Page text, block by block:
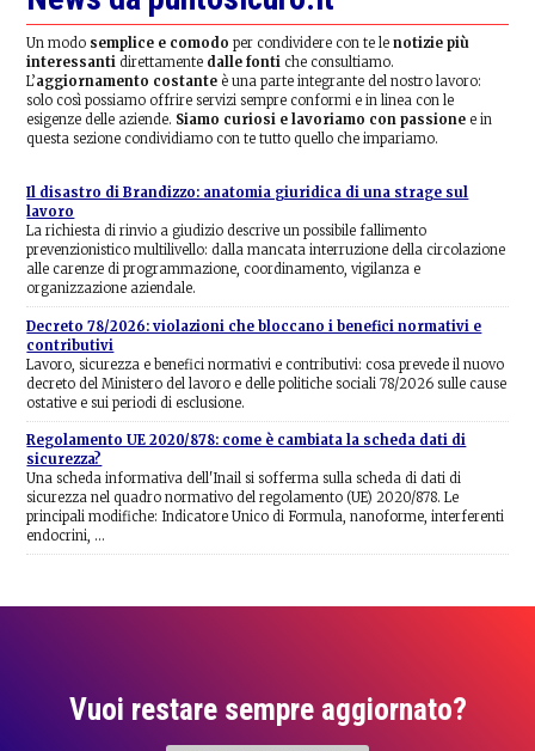
Un modo semplice e comodo per condividere con te lenotizie più
interessanti direttamente dalle fonti che consultiamo.
L’aggiornamento costante è una parte integrante del nostro lavoro:
solo così possiamo offrire servizi sempre conformi e in linea con le
esigenze delle aziende. Siamo curiosi e lavoriamo con passione e in
questa sezione condividiamo con te tutto quello che impariamo.
Il disastro di Brandizzo: anatomia giuridica di una strage sul
lavoro
La richiesta di rinvio a giudizio descrive un possibile fallimento
prevenzionistico multilivello: dalla mancata interruzione della circolazione
alle carenze di programmazione, coordinamento, vigilanza e
organizzazione aziendale.
Decreto 78/2026: violazioni che bloccano i benefici normativi e
contributivi
Lavoro, sicurezza e benefici normativi e contributivi: cosa prevede il nuovo
decreto del Ministero del lavoro e delle politiche sociali 78/2026 sulle cause
ostative e sui periodi di esclusione.
Regolamento UE 2020/878: come è cambiata la scheda dati di
sicurezza?
Una scheda informativa dell'Inail si sofferma sulla scheda di dati di
sicurezza nel quadro normativo del regolamento (UE) 2020/878. Le
principali modifiche: Indicatore Unico di Formula, nanoforme, interferenti
endocrini, …
Vuoi restare sempre aggiornato?